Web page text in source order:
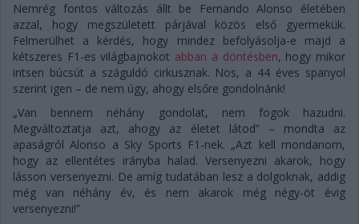
Nemrég fontos változás állt be Fernando Alonso életében
azzal, hogy megszületett párjával közös első gyermekük.
Felmerülhet a kérdés, hogy mindez befolyásolja-e majd a
kétszeres F1-es világbajnokot abban a döntésben, hogy mikor
intsen búcsút a száguldó cirkusznak. Nos, a 44 éves spanyol
szerint igen – de nem úgy, ahogy elsőre gondolnánk!
„Van bennem néhány gondolat, nem fogok hazudni.
Megváltoztatja azt, ahogy az életet látod” – mondta az
apaságról Alonso a Sky Sports F1-nek. „Azt kell mondanom,
hogy az ellentétes irányba halad. Versenyezni akarok, hogy
lásson versenyezni. De amíg tudatában lesz a dolgoknak, addig
még van néhány év, és nem akarok még négy-öt évig
versenyezni!”